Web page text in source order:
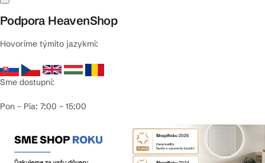
Podpora HeavenShop
Hovoríme týmito jazykmi:
Sme dostupní:
Pon – Pia: 7:00 – 15:00